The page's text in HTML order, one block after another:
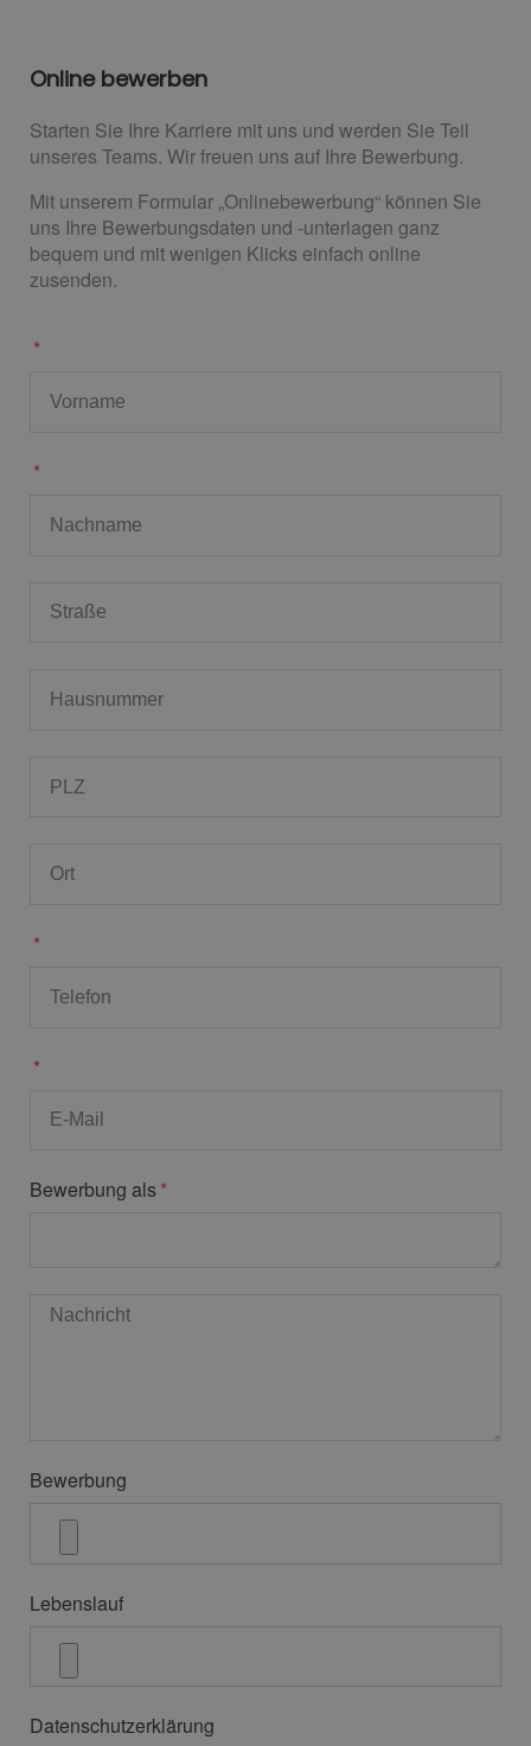
Online bewerben
Starten Sie Ihre Karriere mit uns und werden Sie Teil
unseres Teams. Wir freuen uns auf Ihre Bewerbung.
Mit unserem Formular „Onlinebewerbung“ können Sie
uns Ihre Bewerbungsdaten und -unterlagen ganz
bequem und mit wenigen Klicks einfach online
zusenden.
Bewerbung als
Bewerbung
Lebenslauf
Datenschutzerklärung